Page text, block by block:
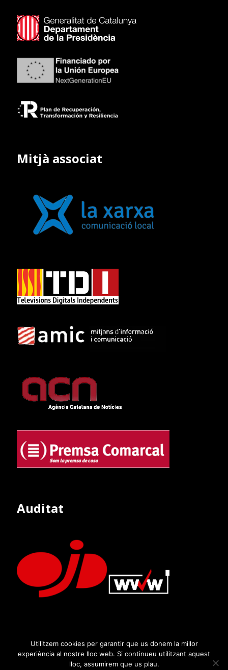
Mitjà associat
Auditat
Utilitzem cookies per garantir que us donem la millor
experiència al nostre lloc web. Si continueu utilitzant aquest
lloc, assumirem que us plau.